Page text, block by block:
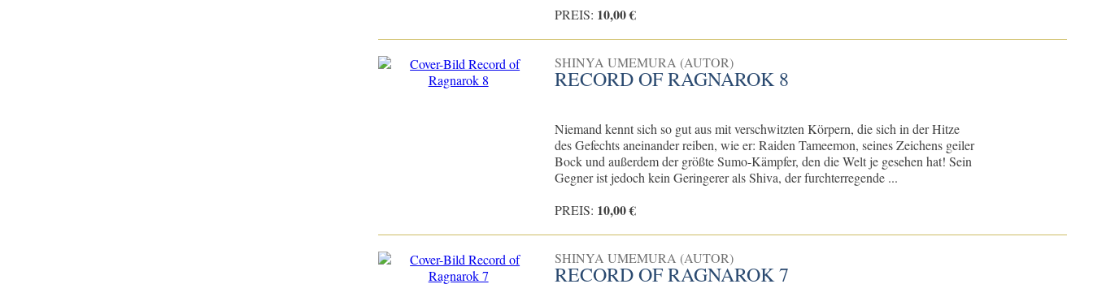
PREIS: 10,00 €
SHINYA UMEMURA (AUTOR)
RECORD OF RAGNAROK 8
Niemand kennt sich so gut aus mit verschwitzten Körpern, die sich in der Hitze
des Gefechts aneinander reiben, wie er: Raiden Tameemon, seines Zeichens geiler
Bock und außerdem der größte Sumo-Kämpfer, den die Welt je gesehen hat! Sein
Gegner ist jedoch kein Geringerer als Shiva, der furchterregende ...
PREIS: 10,00 €
SHINYA UMEMURA (AUTOR)
RECORD OF RAGNAROK 7